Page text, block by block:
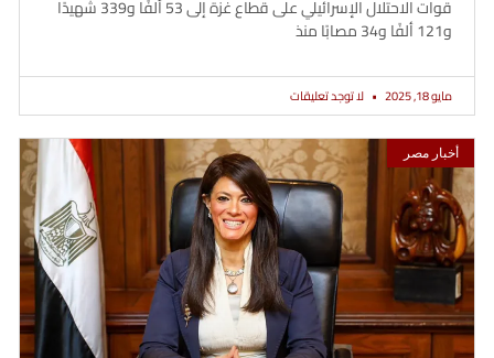
قوات الاحتلال الإسرائيلي على قطاع غزة إلى 53 ألفًا و339 شهيدًا
و121 ألفًا و34 مصابًا منذ
مايو 18, 2025 لا توجد تعليقات
أخبار مصر